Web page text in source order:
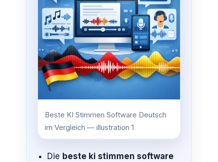
Beste KI Stimmen Software Deutsch
im Vergleich — illustration 1
Die beste ki stimmen software